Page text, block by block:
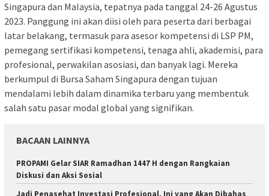
Singapura dan Malaysia, tepatnya pada tanggal 24-26 Agustus
2023. Panggung ini akan diisi oleh para peserta dari berbagai
latar belakang, termasuk para asesor kompetensi di LSP PM,
pemegang sertifikasi kompetensi, tenaga ahli, akademisi, para
profesional, perwakilan asosiasi, dan banyak lagi. Mereka
berkumpul di Bursa Saham Singapura dengan tujuan
mendalami lebih dalam dinamika terbaru yang membentuk
salah satu pasar modal global yang signifikan.
BACAAN LAINNYA
PROPAMI Gelar SIAR Ramadhan 1447 H dengan Rangkaian
Diskusi dan Aksi Sosial